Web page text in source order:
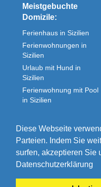
Diese Webseite
Parteien. Indem Sie
surfen, akzeptieren Sie
Datenschutzerklärung
Meistgebuchte
Domizile:
Ferienhaus in Sizilien
Ferienwohnungen in
Sizilien
Urlaub mit Hund in
Sizilien
Ferienwohnung mit Pool
in Sizilien
Unterkunft in Sizilien
© sizilien-